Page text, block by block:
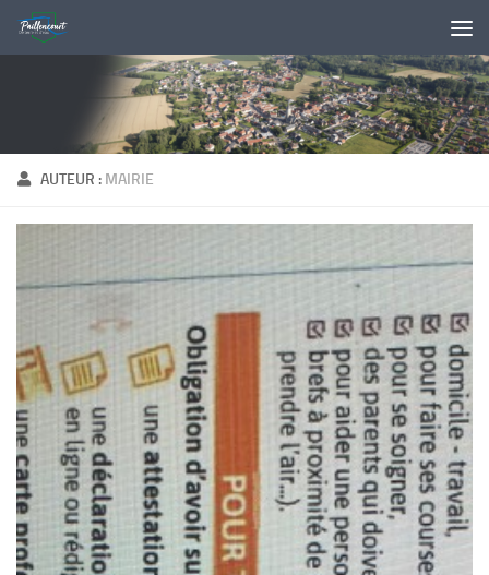
Skip to content
AUTEUR : MAIRIE